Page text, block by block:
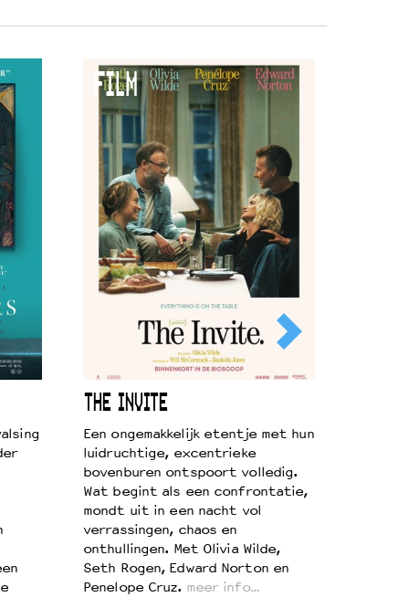
FILM
THE INVITE
Een ongemakkelijk etentje met hun
luidruchtige, excentrieke
bovenburen ontspoort volledig.
Wat begint als een confrontatie,
mondt uit in een nacht vol
verrassingen, chaos en
onthullingen. Met Olivia Wilde,
Seth Rogen, Edward Norton en
Penelope Cruz. meer info…